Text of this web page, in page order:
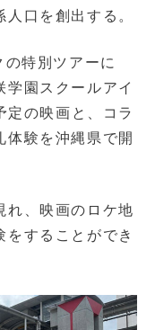
口を創出する。
特別ツアーに
園スクールアイ
定の映画と、コラ
体験を沖縄県で開
れ、映画のロケ地
をすることができ